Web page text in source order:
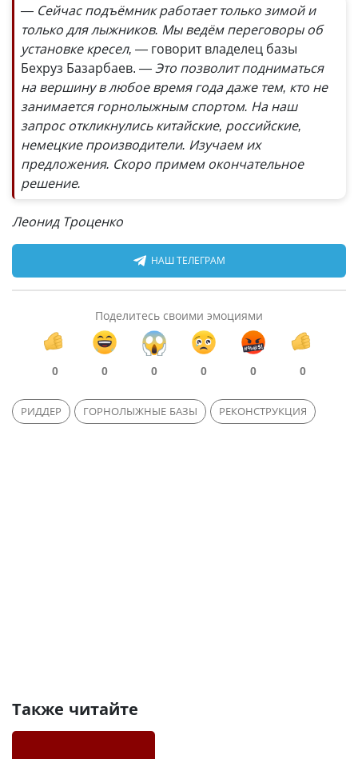
— Сейчас подъёмник работает только зимой и
только для лыжников. Мы ведём переговоры об
установке кресел, — говорит владелец базы
Бехруз Базарбаев. — Это позволит подниматься
на вершину в любое время года даже тем, кто не
занимается горнолыжным спортом. На наш
запрос откликнулись китайские, российские,
немецкие производители. Изучаем их
предложения. Скоро примем окончательное
решение.
Леонид Троценко
НАШ ТЕЛЕГРАМ
Поделитесь своими эмоциями
0 0 0 0 0 0
РИДДЕР ГОРНОЛЫЖНЫЕ БАЗЫ РЕКОНСТРУКЦИЯ
Также читайте